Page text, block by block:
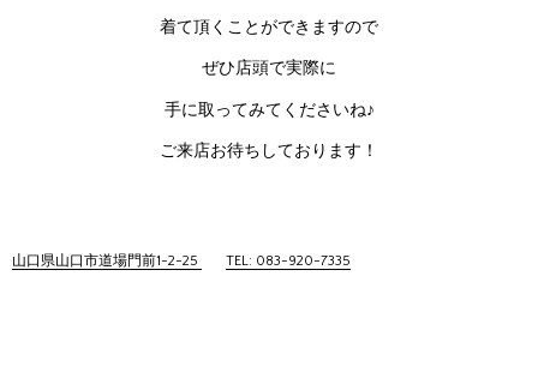
着て頂くことができますので
ぜひ店頭で実際に
手に取ってみてくださいね♪
ご来店お待ちしております！
山口県山口市道場門前1-2-25 TEL: 083-920-7335